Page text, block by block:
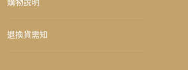
購物說明
退換貨需知